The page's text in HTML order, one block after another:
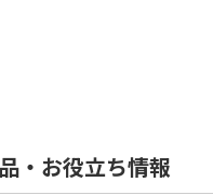
・お役立ち情報